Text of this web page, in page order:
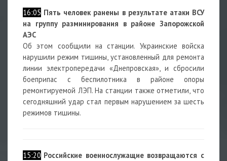
16:05 Пять человек ранены в результате атаки ВСУ
на группу разминирования в районе Запорожской
АЭС
Об этом сообщили на станции. Украинские войска
нарушили режим тишины, установленный для ремонта
линии электропередачи «Днепровская», и сбросили
боеприпас с беспилотника в районе опоры
ремонтируемой ЛЭП. На станции также отметили, что
сегодняшний удар стал первым нарушением за шесть
режимов тишины.
15:20 Российские военнослужащие возвращаются с